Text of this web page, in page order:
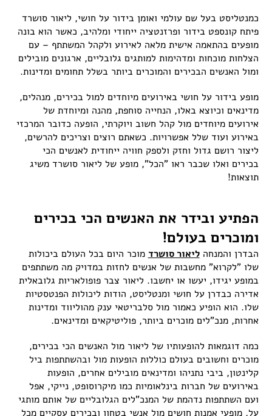
כמנטליסט בעל שם עולמי ואומן בידור על חושי, ליאור סושרד
פיתח קונספט בידור ופרזנטציה ייחודי ומלהיב, כאשר הוא בונה
מופעים בהתאמה אישית מלאה לאירוע ולקהל המשתתף – עם
הצלחות מוכחות ומדהימות למותגים גלובליים, ארגונים מובילים
ומול האנשים הבכירים והמוכרים ביותר בשלל תחומים ומדינות.
מופע בידור על חושי באירועים מיוחדים למול בכירים, מנהלים,
מדינאים וכיוצא באלו, הנחייה סוחפת, מהנה ומיוחדת של
אירועים מיוחדים מול קהל חשוב ויוקרתי, הופעה כדובר המרכזי
באירוע ועוד שלל אפשרויות. כשאתם רוצים וצריכים להרשים,
ליצור רושם גדול וחזק ולספק חוויה ייחודית לאנשים הכי
בכירים ואלו שכבר ראו "הכל", מופע של ליאור סושרד משיג
תוצאות!
הפתיע ובידר את האנשים הכי בכירים
ומוכרים בעולם!
הבדרן והמנחהליאור סושרד מוכר היום בכל העולם ביכולות
שלו "לקרוא" מחשבות של אנשים לחזות במדויק מה משתתפים
במופע יגידו, יעשו או יחשבו. ליאור צבר פופולאריות גלובאלית
אדירה כבדרן על חושי ומנטליסט, הודות ליכולות הפנטסטיות
שלו. הוא הופיע כאמור מול סלבריטאי ענק מהוליווד ומדינות
אחרות, מנכ"לים מוכרים ביותר, פוליטיקאים ומדינאים.
כמה דוגמאות להופעותיו של ליאור מול האנשים הכי בכירים,
מוכרים וחשובים בעולם כוללות הופעות מול ובהשתתפות ביל
קלינטון, ביבי נתניהו ומדינאים מובילים אחרים, הופעות
באירועים של חברות בינלאומיות כמו מיקרוסופט, נייקי, אפל
ועם השתתפות נדהמת של המנכ"לים הגלובליים של אותם מותגי
על, מופעי אמנות חושים מול אנשי בטחון ובכירים עסקיים מכל